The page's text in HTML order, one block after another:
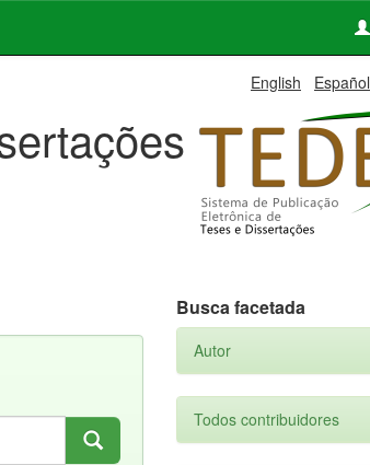
English Español
Busca facetada
Autor
Todos contribuidores